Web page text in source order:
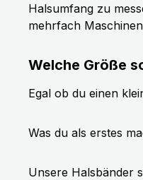
Halsumfang zu
mehrfach
Welche Größe
Egal ob du einen
Was du als erstes
Unsere Halsbänder